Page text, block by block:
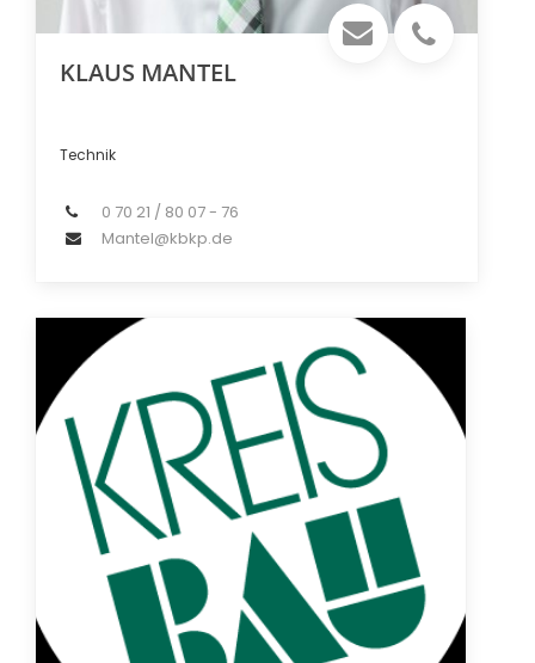
KLAUS MANTEL
Technik
0 70 21 / 80 07 - 76
Mantel@kbkp.de